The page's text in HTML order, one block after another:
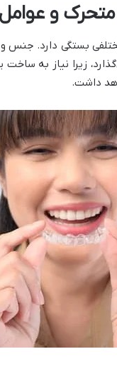
و
بستگی دارد. جنس
زیرا نیاز به
داشت.